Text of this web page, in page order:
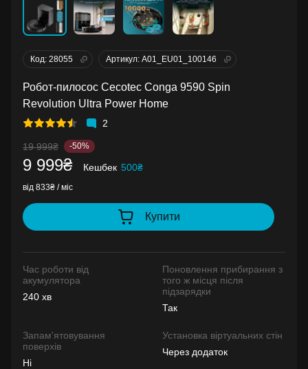
Код: 28055 Артикул: A01_EU01_100146
Робот-пилосос Cecotec Conga 9590 Spin
Revolution Ultra Power Home
2
19 999₴ -50%
9 999₴ Кешбек 500₴
від 833₴ / міс
Купити
Час роботи від
акумулятора
240 хв
Поновлення прибирання з
того ж місця після
підзарядки
Так
Запам'ятовування
поверхів
Ні
Установка віртуальних стін
Через додаток